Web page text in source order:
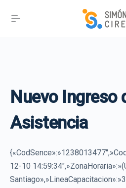
Nuevo Ingreso
Asistencia
12-10